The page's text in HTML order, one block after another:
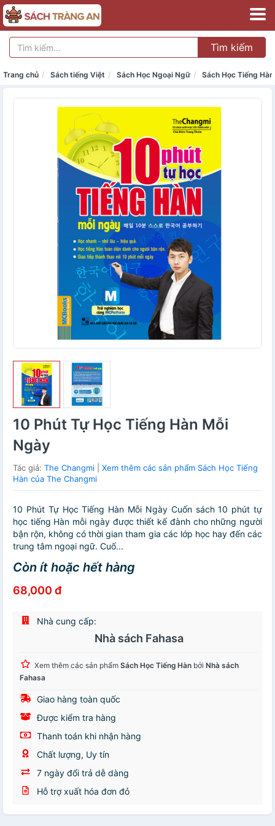
Tìm kiếm
Trang chủ Sách tiếng Việt Sách Học Ngoại Ngữ Sách Học Tiếng Hàn
10 Phút Tự Học Tiếng Hàn Mỗi
Ngày
Tác giả: The Changmi
Xem thêm các sản phẩm Sách Học Tiếng
Hàn của The Changmi
10 Phút Tự Học Tiếng Hàn Mỗi Ngày Cuốn sách 10 phút tự
học tiếng Hàn mỗi ngày được thiết kế đành cho những người
bận rộn, không có thời gian tham gia các lớp học hay đến các
trung tâm ngoại ngữ. Cuố...
Còn ít hoặc hết hàng
68,000 đ
Nhà cung cấp:
Nhà sách Fahasa
Xem thêm các sản phẩm Sách Học Tiếng Hàn bởi Nhà sách
Fahasa
Giao hàng toàn quốc
Được kiểm tra hàng
Thanh toán khi nhận hàng
Chất lượng, Uy tín
7 ngày đổi trả dễ dàng
Hỗ trợ xuất hóa đơn đỏ